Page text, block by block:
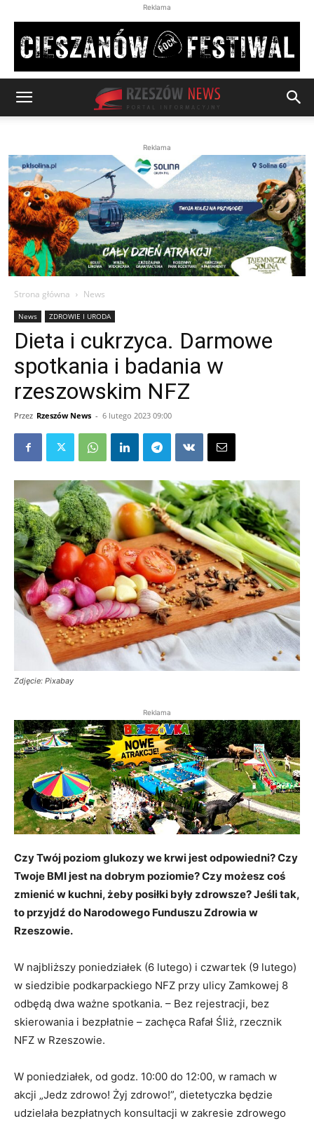
Reklama
Reklama
Strona główna News
News ZDROWIE I URODA
Dieta i cukrzyca. Darmowe
spotkania i badania w
rzeszowskim NFZ
Przez Rzeszów News - 6 lutego 2023 09:00
Zdjęcie: Pixabay
Reklama
Czy Twój poziom glukozy we krwi jest odpowiedni? Czy
Twoje BMI jest na dobrym poziomie? Czy możesz coś
zmienić w kuchni, żeby posiłki były zdrowsze? Jeśli tak,
to przyjdź do Narodowego Funduszu Zdrowia w
Rzeszowie.
W najbliższy poniedziałek (6 lutego) i czwartek (9 lutego)
w siedzibie podkarpackiego NFZ przy ulicy Zamkowej 8
odbędą dwa ważne spotkania. – Bez rejestracji, bez
skierowania i bezpłatnie – zachęca Rafał Śliż, rzecznik
NFZ w Rzeszowie.
W poniedziałek, od godz. 10:00 do 12:00, w ramach w
akcji „Jedz zdrowo! Żyj zdrowo!”, dietetyczka będzie
udzielała bezpłatnych konsultacji w zakresie zdrowego